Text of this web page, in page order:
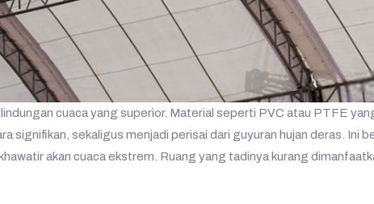
cuaca yang superior. Material seperti PVC atau PTFE
signifikan, sekaligus menjadi perisai dari guyuran hujan deras. Ini
akan cuaca ekstrem. Ruang yang tadinya kurang